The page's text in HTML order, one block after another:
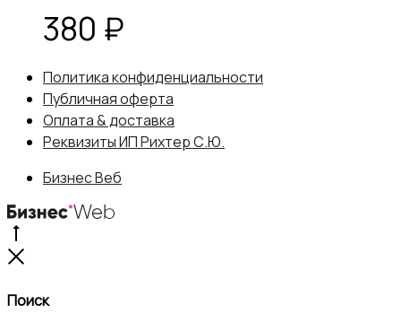
380 ₽
Политика конфиденциальности
Публичная оферта
Оплата & доставка
Реквизиты ИП Рихтер С.Ю.
Бизнес Веб
Поиск